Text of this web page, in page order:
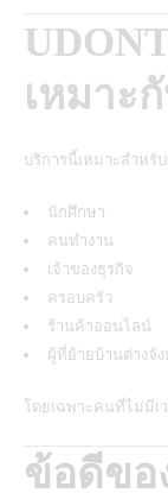
เหมาะ
บริการนี้เหมาะสำหรั
นักศึกษา
คนทำงาน
เจ้าของธุรกิจ
ครอบครัว
ร้านค้าออนไลน์
ผู้ที่ย้ายบ้านต่างจัง
โดยเฉพาะคนที่ไม่มีเ
ข้อดีขอ